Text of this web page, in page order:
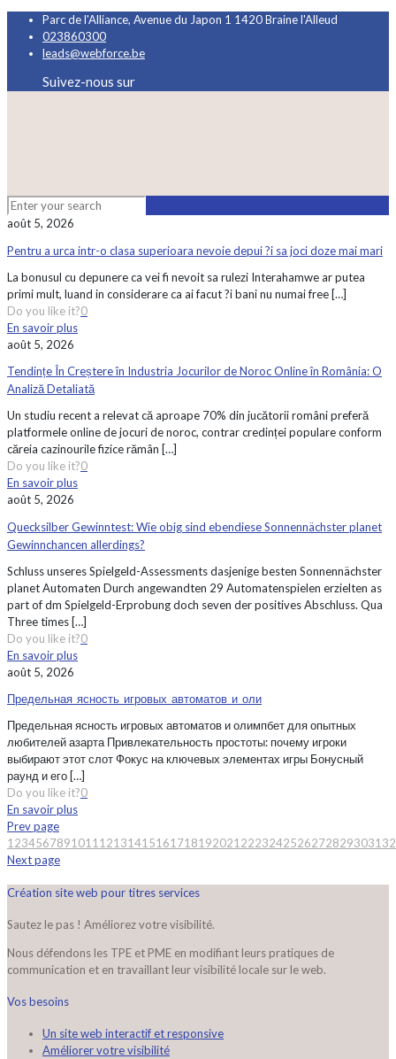
Parc de l'Alliance, Avenue du Japon 1 1420 Braine l'Alleud
023860300
leads@webforce.be
Suivez-nous sur
août 5, 2026
Pentru a urca intr-o clasa superioara nevoie depui ?i sa joci doze mai mari
La bonusul cu depunere ca vei fi nevoit sa rulezi Interahamwe ar putea
primi mult, luand in considerare ca ai facut ?i bani nu numai free[…]
Do you like it?0
En savoir plus
août 5, 2026
Tendințe În Creștere în Industria Jocurilor de Noroc Online în România: O
Analiză Detaliată
Un studiu recent a relevat că aproape 70% din jucătorii români preferă
platformele online de jocuri de noroc, contrar credinței populare conform
căreia cazinourile fizice rămân […]
Do you like it?0
En savoir plus
août 5, 2026
Quecksilber Gewinntest: Wie obig sind ebendiese Sonnennächster planet
Gewinnchancen allerdings?
Schluss unseres Spielgeld-Assessments dasjenige besten Sonnennächster
planet Automaten Durch angewandten 29 Automatenspielen erzielten as
part of dm Spielgeld-Erprobung doch seven der positives Abschluss. Qua
Three times […]
Do you like it?0
En savoir plus
août 5, 2026
Предельная_ясность_игровых_автоматов_и_оли
Предельная ясность игровых автоматов и олимпбет для опытных
любителей азарта Привлекательность простоты: почему игроки
выбирают этот слот Фокус на ключевых элементах игры Бонусный
раунд и его […]
Do you like it?0
En savoir plus
Prev page
1234567891011121314151617181920212223242526272829303132
Next page
Création site web pour titres services
Sautez le pas ! Améliorez votre visibilité.
Nous défendons les TPE et PME en modifiant leurs pratiques de
communication et en travaillant leur visibilité locale sur le web.
Vos besoins
Un site web interactif et responsive
Améliorer votre visibilité